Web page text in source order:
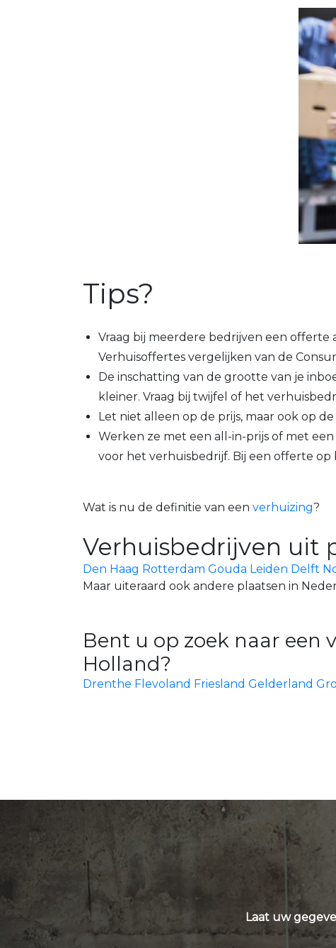
Tips?
Vraag bij meerdere bedrijven een
Verhuisoffertes vergelijken van de
De inschatting van de grootte van je
kleiner. Vraag bij twijfel of het
Let niet alleen op de prijs, maar ook op
Werken ze met een all-in-prijs of met
voor het verhuisbedrijf. Bij een offerte op
Wat is nu de definitie van een verhuizing?
Verhuisbedrijven uit
Den Haag Rotterdam Gouda Leiden Delft
Maar uiteraard ook andere plaatsen in
Bent u op zoek naar een
Holland?
Drenthe Flevoland Friesland Gelderland
Laat uw